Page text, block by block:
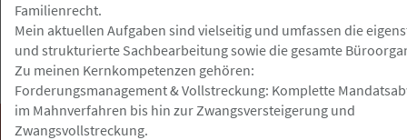
Suchen
Familienrecht.
Mein aktuellen Aufgaben sind vielseitig und umfassen die
und strukturierte Sachbearbeitung sowie die gesamte
Zu meinen Kernkompetenzen gehören:
Forderungsmanagement & Vollstreckung: Komplette
im Mahnverfahren bis hin zur Zwangsversteigerung und
Zwangsvollstreckung.